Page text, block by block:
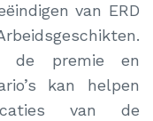
van ERD
de premie en
kan helpen
van de